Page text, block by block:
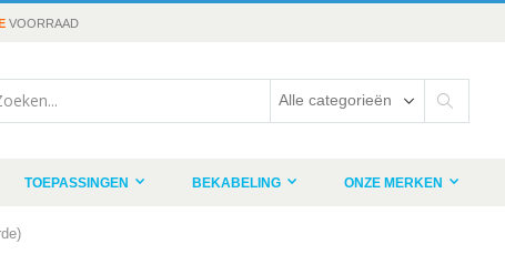
VOORRAAD
TOEPASSINGEN BEKABELING ONZE MERKEN